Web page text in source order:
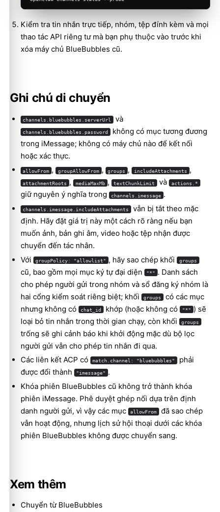
Kiểm tra tin nhắn trực tiếp, nhóm, tệp đính kèm và mọi
thao tác API riêng tư mà bạn phụ thuộc vào trước khi
xóa máy chủ BlueBubbles cũ.
Ghi chú di chuyển
channels.bluebubbles.serverUrl và
channels.bluebubbles.password
không có mục tương đương
trong iMessage; không có máy chủ nào để kết nối
hoặc xác thực.
allowFrom , groupAllowFrom , groups , includeAttachments ,
attachmentRoots , mediaMaxMb , textChunkLimit và actions.*
giữ nguyên ý nghĩa trong channels.imessage .
channels.imessage.includeAttachments
vẫn bị tắt theo mặc
định. Hãy đặt giá trị này một cách rõ ràng nếu bạn
muốn ảnh, bản ghi âm, video hoặc tệp nhận được
chuyển đến tác nhân.
Với
groupPolicy: "allowlist" , hãy sao chép khối groups
cũ, bao gồm mọi mục ký tự đại diện "*" . Danh sách
cho phép người gửi trong nhóm và sổ đăng ký nhóm là
hai cổng kiểm soát riêng biệt; khối
groups
có các mục
nhưng không có
chat_id khớp (hoặc không có "*" ) sẽ
loại bỏ tin nhắn trong thời gian chạy, còn khối
groups
trống sẽ ghi cảnh báo khi khởi động mặc dù bộ lọc
người gửi vẫn cho phép tin nhắn đi qua.
Các liên kết ACP có
match.channel: "bluebubbles"
phải
được đổi thành
"imessage" .
Khóa phiên BlueBubbles cũ không trở thành khóa
phiên iMessage. Phê duyệt ghép nối dựa trên định
danh người gửi, vì vậy các mục
allowFrom
đã sao chép
vẫn hoạt động, nhưng lịch sử hội thoại dưới các khóa
phiên BlueBubbles không được chuyển sang.
Xem thêm
Chuyển từ BlueBubbles